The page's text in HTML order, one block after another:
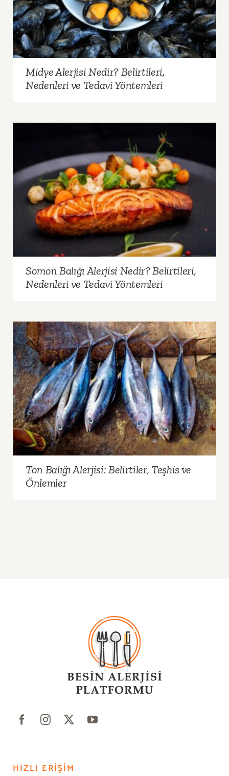
Tedavi Yöntemleri
Midye Alerjisi Nedir? Belirtileri,
Nedenleri ve Tedavi Yöntemleri
Somon Balığı Alerjisi Nedir? Belirtileri,
Nedenleri ve Tedavi Yöntemleri
Somon Balığı Alerjisi Nedir? Belirtileri,
Nedenleri ve Tedavi Yöntemleri
Ton Balığı Alerjisi: Belirtiler, Teşhis ve Önlemler
Ton Balığı Alerjisi: Belirtiler, Teşhis ve
Önlemler
HIZLI ERIŞIM